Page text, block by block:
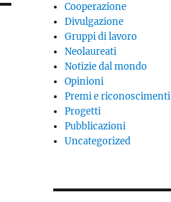
Cooperazione
Divulgazione
Gruppi di lavoro
Neolaureati
Notizie dal mondo
Opinioni
Premi e riconoscimenti
Progetti
Pubblicazioni
Uncategorized